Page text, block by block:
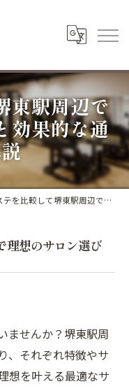
東駅周辺で
効果的な通
較して堺東駅周辺で理想のサロン選びと効果的な通い方を解説
理想のサロン選び
ませんか？堺東駅周
、それぞれ特徴やサ
想を叶える最適なサ